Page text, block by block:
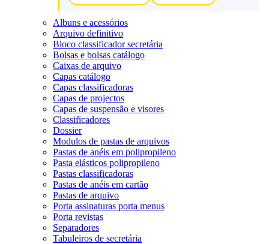
Albuns e acessórios
Arquivo definitivo
Bloco classificador secretária
Bolsas e bolsas catálogo
Caixas de arquivo
Capas catálogo
Capas classificadoras
Capas de projectos
Capas de suspensão e visores
Classificadores
Dossier
Modulos de pastas de arquivos
Pastas de anéis em polipropileno
Pasta elásticos polipropileno
Pastas classificadoras
Pastas de anéis em cartão
Pastas de arquivo
Porta assinaturas porta menus
Porta revistas
Separadores
Tabuleiros de secretária